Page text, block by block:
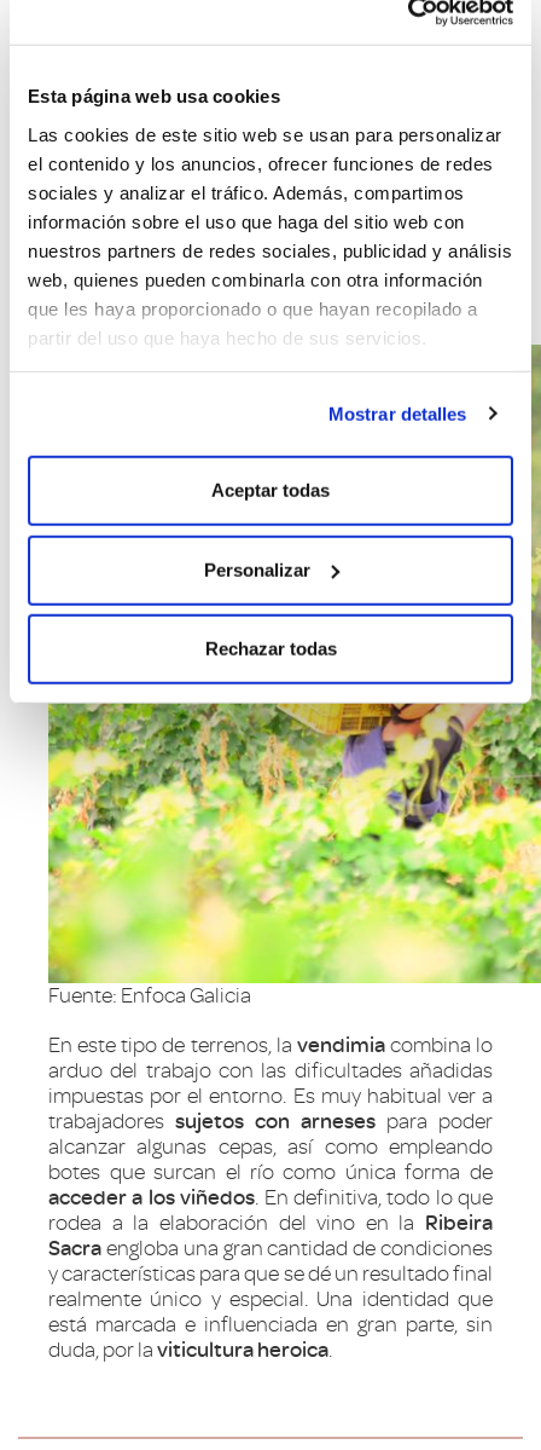
Esta página web usa cookies
Las cookies de este sitio web se usan para personalizar
el contenido y los anuncios, ofrecer funciones de redes
sociales y analizar el tráfico. Además, compartimos
información sobre el uso que haga del sitio web con
nuestros partners de redes sociales, publicidad y análisis
web, quienes pueden combinarla con otra información
que les haya proporcionado o que hayan recopilado a
partir del uso que haya hecho de sus servicios.
Mostrar detalles
Aceptar todas
Personalizar
Rechazar todas
viticultura, podemos destacar, por ejemplo,
Asturias o Canarias. EnCangas de Onís
el territorio es abrupto y en sus laderas se
asientan los viñedos que hacen que su
mantenimiento y cultivo sea “heroico”. A más de
mil quilómetros de distancia, y fuera de la
península, en Canarias, también se da este tipo
de cultivo, especialmente en la Isla delHierro, ya
que cumple con los criterios comentados
anteriormente para distinguir laviticultura
heroica.
Fuente: Enfoca Galicia
En este tipo de terrenos, la vendimiacombina lo
arduo del trabajo con las dificultades añadidas
impuestas por el entorno. Es muy habitual ver a
trabajadoressujetos con arnesespara poder
alcanzar algunas cepas, así como empleando
botes que surcan el río como única forma de
acceder a los viñedos . En definitiva, todo lo que
rodea a la elaboración del vino en la Ribeira
Sacra engloba una gran cantidad de condiciones
y características para que se dé un resultado final
realmente único y especial. Una identidad que
está marcada e influenciada en gran parte, sin
duda, por laviticultura heroica